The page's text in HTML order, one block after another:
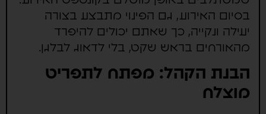
בסיום האירוע, גם הפינוי מתבצע בצורה
יעילה ונקייה, כך שאתם יכולים להיפרד
מהאורחים בראש שקט, בלי לדאוג לבלגן.
הבנת הקהל: מפתח לתפריט
מוצלח